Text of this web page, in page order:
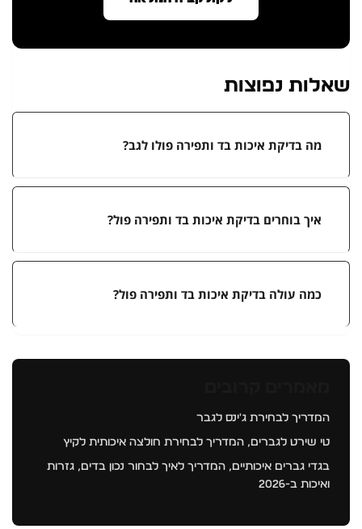
שאלות נפוצות
מה בדיקת איכות בד ותפירה פולו לגב?
איך בוחרים בדיקת איכות בד ותפירה פול?
כמה עולה בדיקת איכות בד ותפירה פול?
המדריך לבחירת ג'ינס לגבר
טי שירט לגברים, המדריך לבחירת חולצה איכותית לקיץ
בגדי גברים איכותיים, המדריך לאיך לבחור נכון בדים, גזרות
ואיכות ב-2026